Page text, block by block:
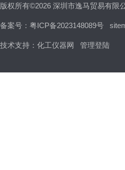
版权所有©2026 深圳市逸马贸易有限
备案号：粤ICP备2023148089号
技术支持： 化工仪器网 管理登陆